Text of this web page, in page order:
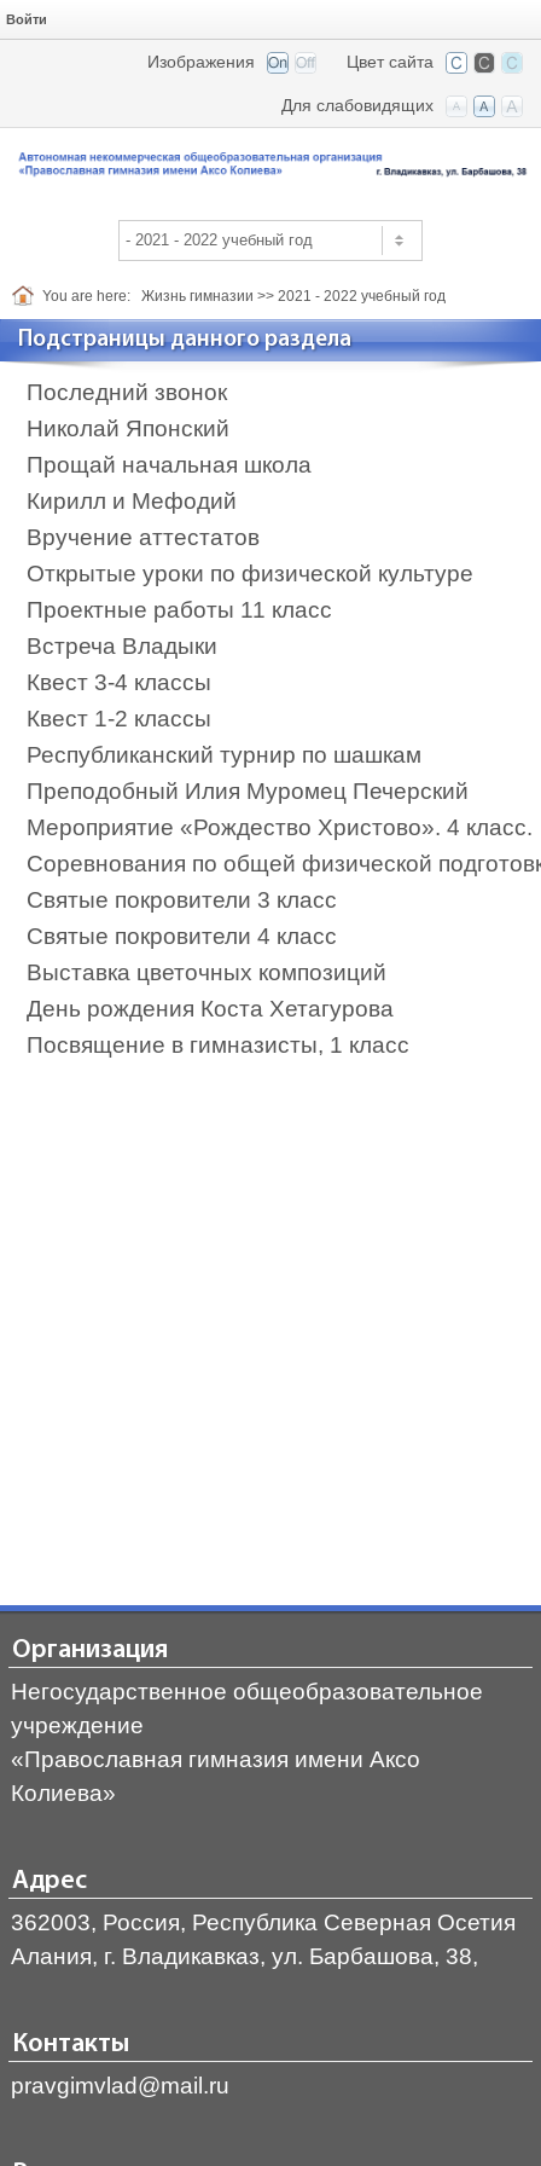
Войти
Цвет сайта
Изображения
Для слабовидящих
You are here: Жизнь гимназии >> 2021 - 2022 учебный год
Подстраницы данного раздела
Последний звонок
Николай Японский
Прощай начальная школа
Кирилл и Мефодий
Вручение аттестатов
Открытые уроки по физической культуре
Проектные работы 11 класс
Встреча Владыки
Квест 3-4 классы
Квест 1-2 классы
Республиканский турнир по шашкам
Преподобный Илия Муромец Печерский
Мероприятие «Рождество Христово». 4 класс.
Соревнования по общей физической
Святые покровители 3 класс
Святые покровители 4 класс
Выставка цветочных композиций
День рождения Коста Хетагурова
Посвящение в гимназисты, 1 класс
Организация
Негосударственное общеобразовательное
учреждение
«Православная гимназия имени Аксо
Колиева»
Адрес
362003, Россия, Республика Северная Осетия
Алания, г. Владикавказ, ул. Барбашова, 38,
Контакты
pravgimvlad@mail.ru